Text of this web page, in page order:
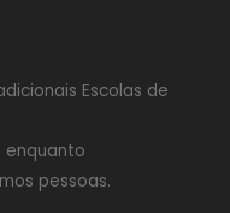
Escolas de
enquanto
pessoas.